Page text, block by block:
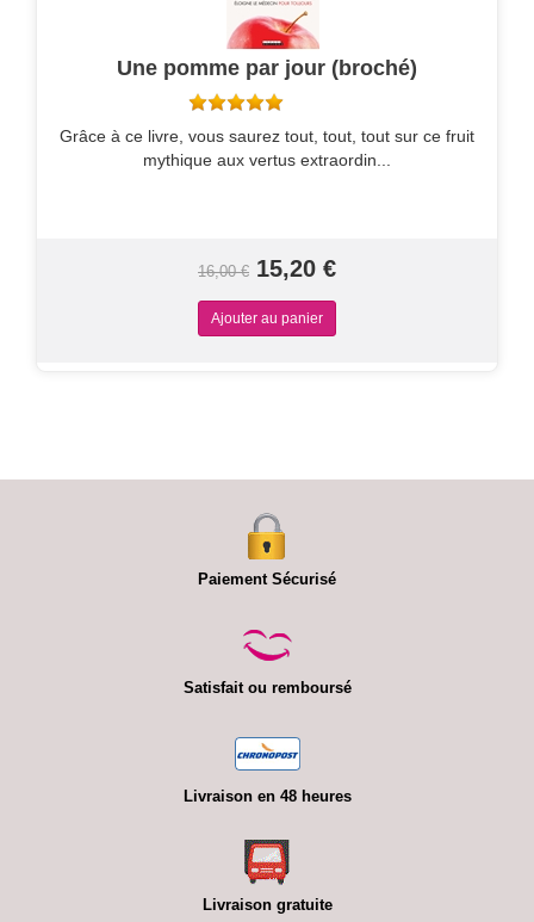
Une pomme par jour (broché)
Grâce à ce livre, vous saurez tout, tout, tout sur ce fruit
mythique aux vertus extraordin...
16,00 € 15,20 €
Paiement Sécurisé
Satisfait ou remboursé
Livraison en 48 heures
Livraison gratuite